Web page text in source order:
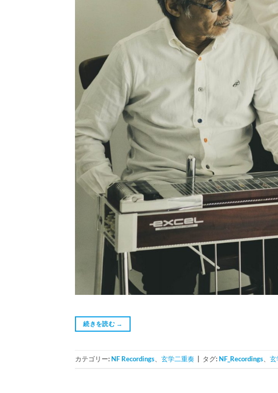
続きを読む →
カテゴリー: NF Recordings 玄学二重奏 タグ: NF_Recordings 玄